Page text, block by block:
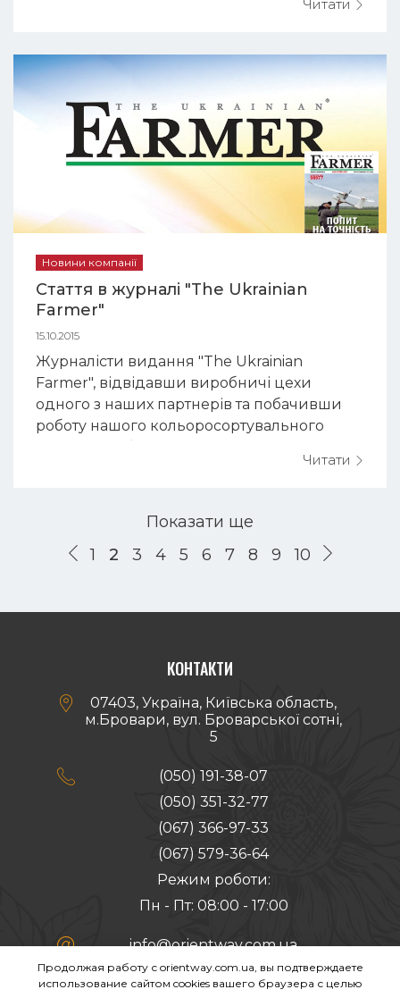
для цього: 1. Інтелектуалізація в харчовій
безконтактного онлайн сервісу, та
автоматичного підлаштування обладнання
під властивості продук...
Читати
Новини компанії
Стаття в журналі "The Ukrainian
Farmer"
15.10.2015
Журналісти видання "The Ukrainian
Farmer", відвідавши виробничі цехи
одного з наших партнерів та побачивши
роботу нашого кольоросортувального
змогли не запропонувати нам написати
прочитати в журналі "The Ukrainian Farmer"
№9 (69) від вересня 2015 року, на сторінці
Читати
Показати ще
1
2 3 4 5 6 7 8 9 10
КОНТАКТИ

07403, Україна, Київська область,
м.Бровари, вул. Броварської сотні,
5

(050) 191-38-07
(050) 351-32-77
(067) 366-97-33
(067) 579-36-64
Режим роботи:
Пн - Пт: 08:00 - 17:00
 info@orientway.com.ua
Створення сайту:
Продолжая работу с orientway.com.ua, вы подтверждаете
использование сайтом cookies вашего браузера с целью